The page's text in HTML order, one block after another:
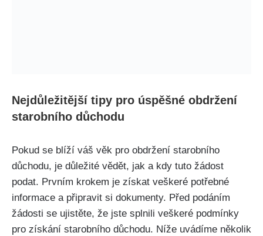
Nejdůležitější tipy pro úspěšné obdržení
starobního důchodu
Pokud se blíží váš věk pro obdržení starobního
důchodu, je důležité vědět, jak a kdy tuto žádost
podat. Prvním krokem je získat veškeré potřebné
informace a připravit si dokumenty. Před podáním
žádosti se ujistěte, že jste splnili veškeré podmínky
pro získání starobního důchodu. Níže uvádíme několik